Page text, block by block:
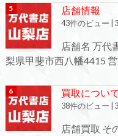
店舗情報
43件のビュー
店舗名 万代
梨県甲斐市西八幡4415 営
買取について
38件のビュー
店舗買取 そ